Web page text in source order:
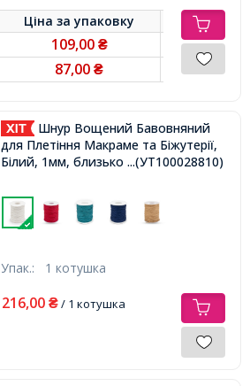
Ціна заупаковку
109,00 ₴
87,00₴
Шнур Вощений Бавовняний
для Плетіння Макраме та Біжутерії,
Білий, 1мм, близько 90м/котушка,
...(УТ100028810)
Упак.: 1 котушка
216,00 ₴/ 1 котушка